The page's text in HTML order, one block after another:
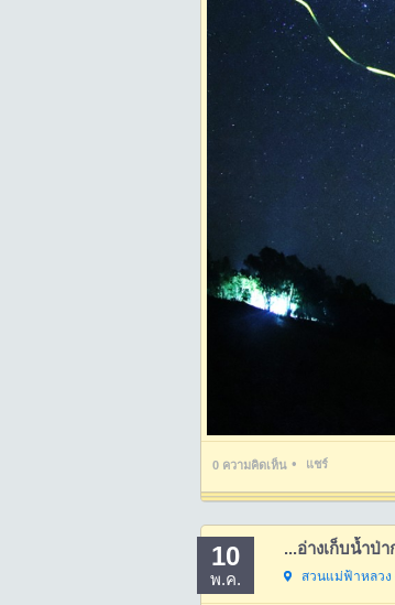
0ความคิดเห็น• แชร์
10
พ.ค.
...อ่างเก็บน้ำป่
สวนแม่ฟ้าหลวง